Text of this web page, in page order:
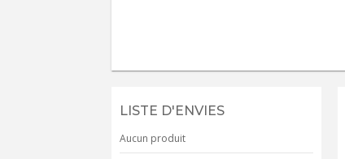
LISTE D'ENVIES
Aucun produit